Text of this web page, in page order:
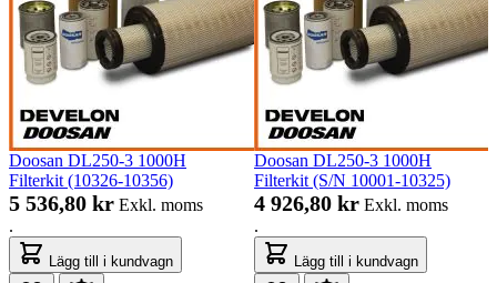
Doosan DL250-3 1000H
Filterkit (10326-10356)
5 536,80 kr Exkl. moms
.
Lägg till i kundvagn
Doosan DL250-3 1000H
Filterkit (S/N 10001-10325)
4 926,80 kr Exkl. moms
.
Lägg till i kundvagn